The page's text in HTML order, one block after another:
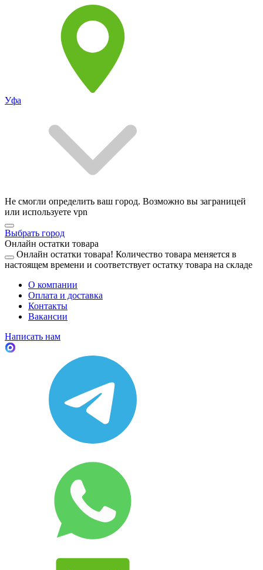
Уфа
Не смогли определить ваш город. Возможно вы заграницей
или используете vpn
Выбрать город
Онлайн остатки товара
Онлайн остатки товара! Количество товара меняется в
настоящем времени и соответствует остатку товара на складе
О компании
Оплата и доставка
Контакты
Вакансии
Написать нам